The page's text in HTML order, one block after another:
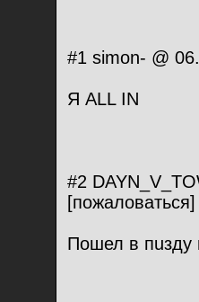
#1 simon- @
Я ALL IN
#2
[пожаловаться]
Пошел в пuзду